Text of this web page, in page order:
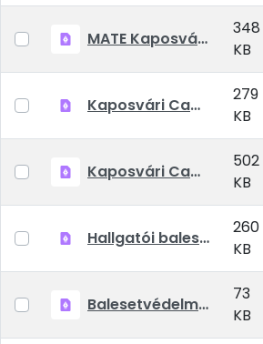
MATE Kaposvári Campus Kollégiumok -Kollégiumi díjkedvezmény 2021-22 tanév őszi félév
348
KB
Kaposvári Campus bentlakási szerződés 2021-2022 tanév
279
KB
Kaposvári Campus beköltözési tájékoztató 2021-2022 tanév
502
KB
Hallgatói baleset-megelőzési szabályok
260
KB
Balesetvédelmi Házirend
73
KB